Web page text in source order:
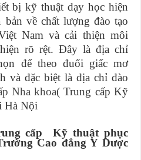
bị kỹ thuật dạy học hiện
về chất lượng đào tạo
Nam và cải thiện môi
rõ rệt. Đây là địa chỉ
để theo đuổi giấc mơ
và đặc biệt là địa chỉ đào
Nha khoa( Trung cấp Kỹ
Hà Nội
cấp Kỹ thuật phục
Cao đẳng Y Dược